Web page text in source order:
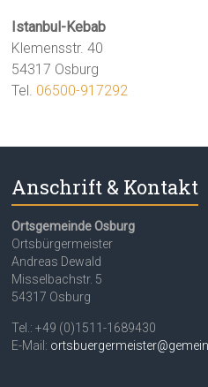
Istanbul-Kebab
Klemensstr. 40
54317 Osburg
Tel. 06500-917292
Anschrift & Kontakt
Ortsgemeinde Osburg
Ortsbürgermeister
Andreas Dewald
Misselbachstr. 5
54317 Osburg
Tel.: +49 (0)1511-1689430
E-Mail: